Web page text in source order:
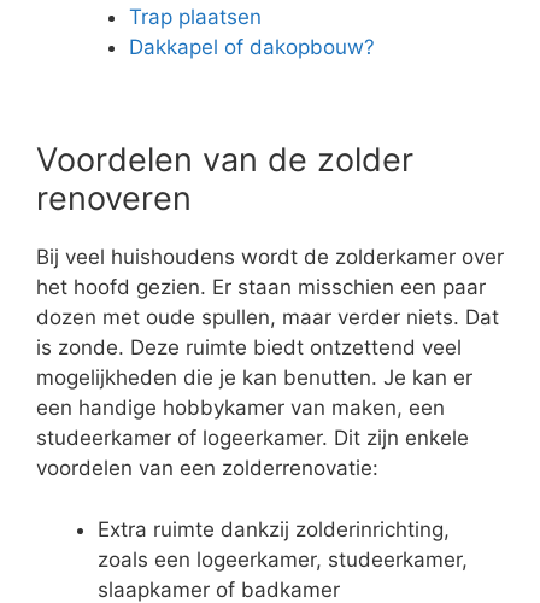
Trap plaatsen
Dakkapel of dakopbouw?
Voordelen van de zolder
renoveren
Bij veel huishoudens wordt de zolderkamer over
het hoofd gezien. Er staan misschien een paar
dozen met oude spullen, maar verder niets. Dat
is zonde. Deze ruimte biedt ontzettend veel
mogelijkheden die je kan benutten. Je kan er
een handige hobbykamer van maken, een
studeerkamer of logeerkamer. Dit zijn enkele
voordelen van een zolderrenovatie:
Extra ruimte dankzij zolderinrichting,
zoals een logeerkamer, studeerkamer,
slaapkamer of badkamer